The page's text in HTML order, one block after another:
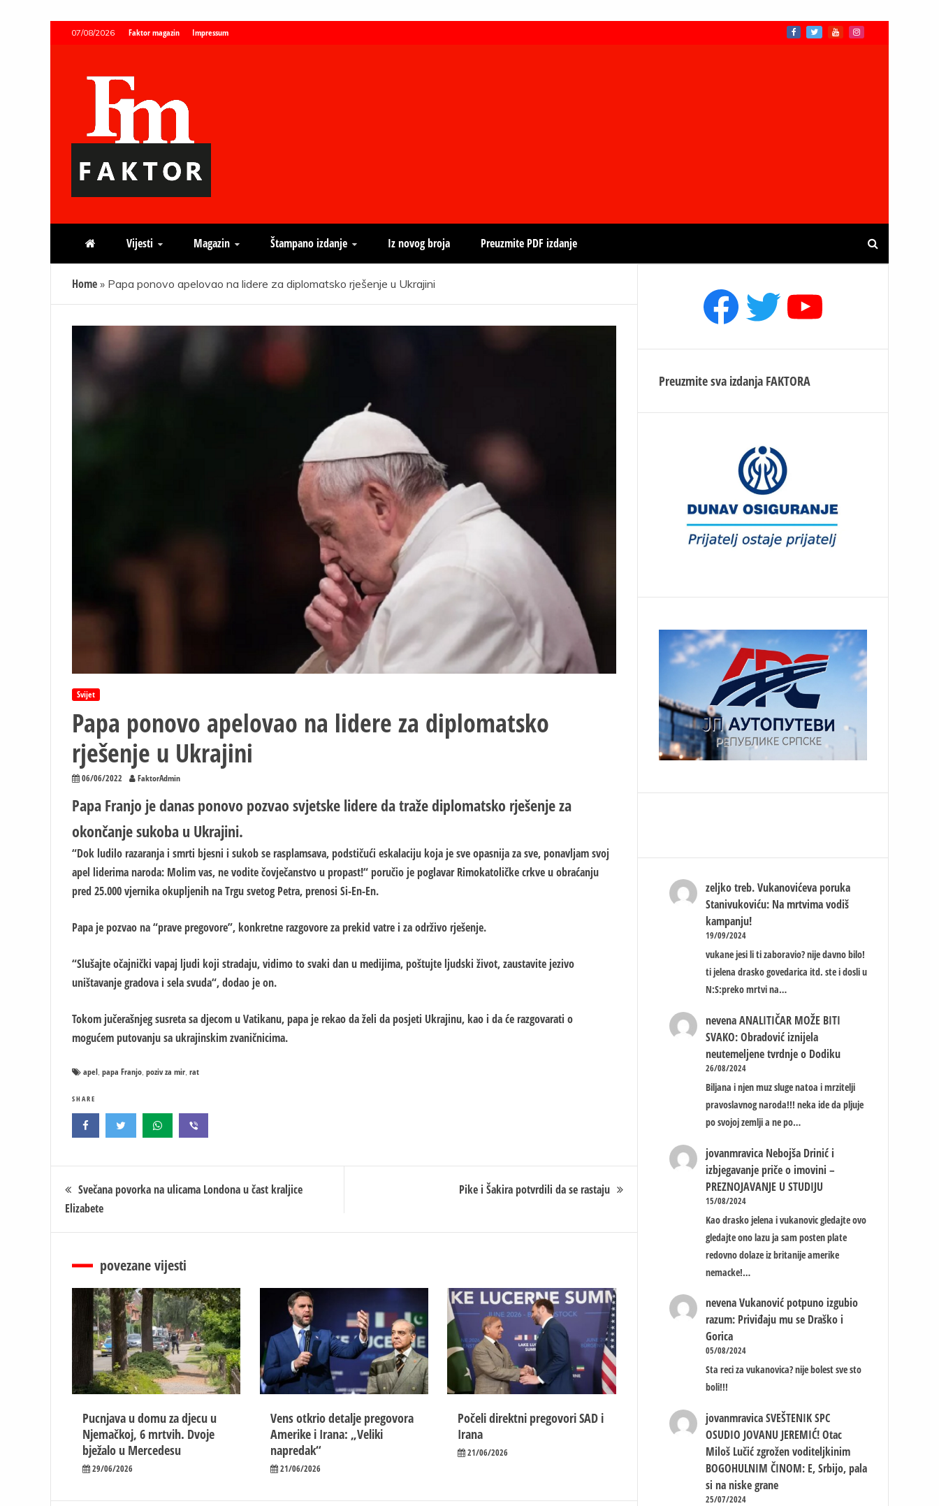
07/08/2026 Faktor magazin Impressum
Faktor magazin
Vijesti Magazin Štampano izdanje Iz novog broja Preuzmite PDF izdanje
Home » Papa ponovo apelovao na lidere za diplomatsko rješenje u Ukrajini
Svijet
Papa ponovo apelovao na lidere za diplomatsko
rješenje u Ukrajini
06/06/2022 FaktorAdmin
Papa Franjo je danas ponovo pozvao svjetske lidere da traže diplomatsko rješenje za
okončanje sukoba u Ukrajini.
“Dok ludilo razaranja i smrti bjesni i sukob se rasplamsava, podstičući eskalaciju koja je sve opasnija za sve, ponavljam svoj
apel liderima naroda: Molim vas, ne vodite čovječanstvo u propast!“ poručio je poglavar Rimokatoličke crkve u obraćanju
pred 25.000 vjernika okupljenih na Trgu svetog Petra, prenosi Si-En-En.
Papa je pozvao na “prave pregovore”, konkretne razgovore za prekid vatre i za održivo rješenje.
“Slušajte očajnički vapaj ljudi koji stradaju, vidimo to svaki dan u medijima, poštujte ljudski život, zaustavite jezivo
uništavanje gradova i sela svuda“, dodao je on.
Tokom jučerašnjeg susreta sa djecom u Vatikanu, papa je rekao da želi da posjeti Ukrajinu, kao i da će razgovarati o
mogućem putovanju sa ukrajinskim zvaničnicima.
apel, papa Franjo, poziv za mir, rat
SHARE
Кретање
чланка
Svečana povorka na ulicama Londona u čast kraljice
Elizabete
Pike i Šakira potvrdili da se rastaju
povezane vijesti
Pucnjava u domu za djecu u
Njemačkoj, 6 mrtvih. Dvoje
bježalo u Mercedesu
29/06/2026
Vens otkrio detalje pregovora
Amerike i Irana: „Veliki
napredak“
21/06/2026
Počeli direktni pregovori SAD i
Irana
21/06/2026
Facebook
TwitterYouTube
Preuzmite sva izdanja FAKTORA
zeljko treb. Vukanovićeva poruka
Stanivukoviću: Na mrtvima vodiš
kampanju!
19/09/2024
vukane jesi li ti zaboravio? nije davno bilo!
ti jelena drasko govedarica itd. ste i dosli u
N:S:preko mrtvi na…
nevena ANALITIČAR MOŽE BITI
SVAKO: Obradović iznijela
neutemeljene tvrdnje o Dodiku
26/08/2024
Biljana i njen muz sluge natoa i mrzitelji
pravoslavnog naroda!!! neka ide da pljuje
po svojoj zemlji a ne po…
jovanmravica Nebojša Drinić i
izbjegavanje priče o imovini –
PREZNOJAVANJE U STUDIJU
15/08/2024
Kao drasko jelena i vukanovic gledajte ovo
gledajte ono lazu ja sam posten plate
redovno dolaze iz britanije amerike
nemacke!…
nevena Vukanović potpuno izgubio
razum: Priviđaju mu se Draško i
Gorica
05/08/2024
Sta reci za vukanovica? nije bolest sve sto
boli!!!
jovanmravica SVEŠTENIK SPC
OSUDIO JOVANU JEREMIĆ! Otac
Miloš Lučić zgrožen voditeljkinim
BOGOHULNIM ČINOM: E, Srbijo, pala
si na niske grane
25/07/2024